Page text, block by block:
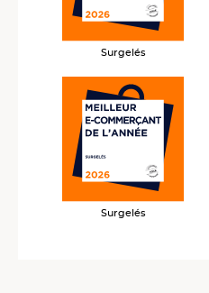
Surgelés
Surgelés